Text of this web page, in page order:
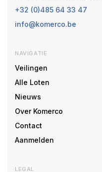
+32 (0)485 64 33 47
info@komerco.be
NAVIGATIE
Veilingen
Alle Loten
Nieuws
Over Komerco
Contact
Aanmelden
LEGAL